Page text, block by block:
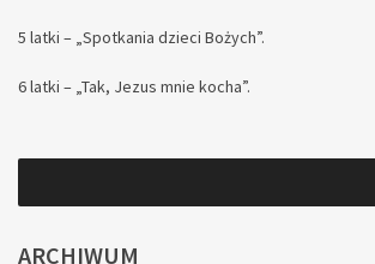
5 latki – „Spotkania dzieci Bożych”.
6 latki – „Tak, Jezus mnie kocha”.
ARCHIWUM